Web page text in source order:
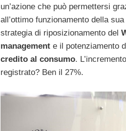
un’azione che può permettersi
all’ottimo funzionamento della
strategia di riposizionamento del
managemente il potenziamento
credito al consumo. L’incremento
registrato? Ben il 27%.